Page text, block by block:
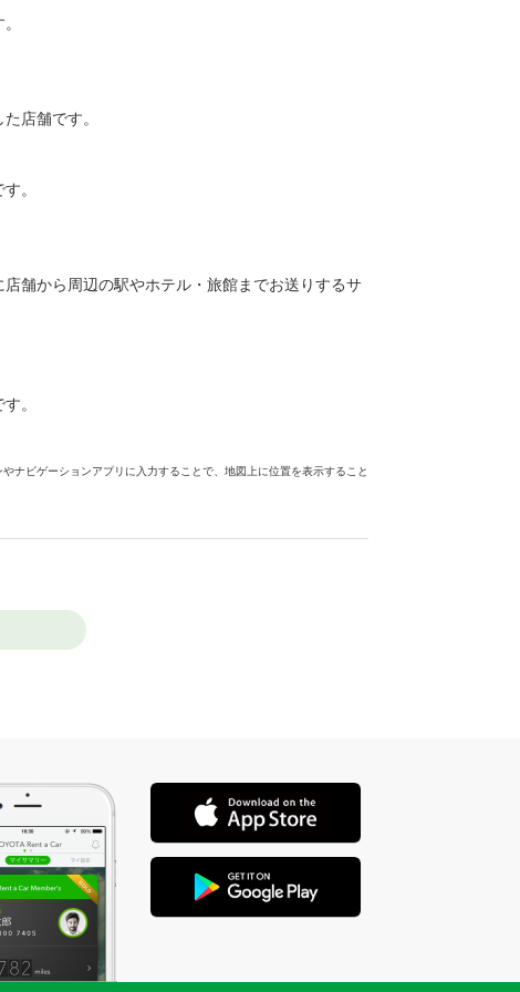
店舗です。
。
舗から周辺の駅やホテル・旅館までお送りするサ
。
ナビゲーションアプリに入力することで、地図上に位置を表示すること